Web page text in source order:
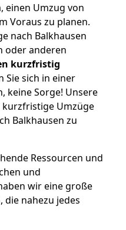
einen Umzug von
Voraus zu planen.
nach Balkhausen
oder anderen
kurzfristig
Sie sich in einer
keine Sorge! Unsere
kurzfristige Umzüge
Balkhausen zu
Ressourcen und
und
wir eine große
die nahezu jedes